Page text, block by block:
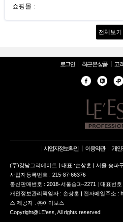
쇼핑몰 :
전체보기
로그인 최근 본 상품 고
사업자정보확인 이용약관 개인
(주)강남그리에이트 | 대표 :손상훈 | 서울 송파
사업자등록번호 : 215-87-66376
통신판매번호 : 2018-서울송파-2271 | 대표번
개인정보관리책임자 : 손상훈 | 전자메일주소 :
스 제공자 : ㈜아이보스
Copyright@LE'ess, All rights reserved